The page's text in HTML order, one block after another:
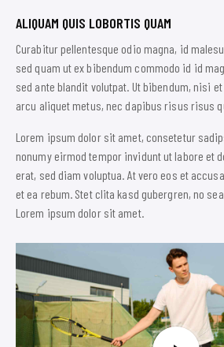
ALIQUAM QUIS LOBORTIS QUAM
Curabitur pellentesque odio magna, id
sed quam ut ex bibendum commodo id id
sed ante blandit volutpat. Ut bibendum, nisi
arcu aliquet metus, nec dapibus risus risus
Lorem ipsum dolor sit amet, consetetur
nonumy eirmod tempor invidunt ut labore et
erat, sed diam voluptua. At vero eos et
et ea rebum. Stet clita kasd gubergren, no
Lorem ipsum dolor sit amet.